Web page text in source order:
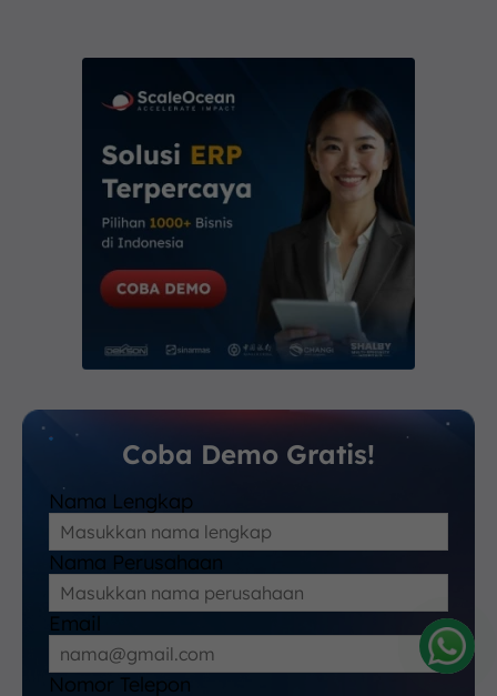
Coba Demo Gratis!
Nama Lengkap
Nama Perusahaan
Email
Nomor Telepon